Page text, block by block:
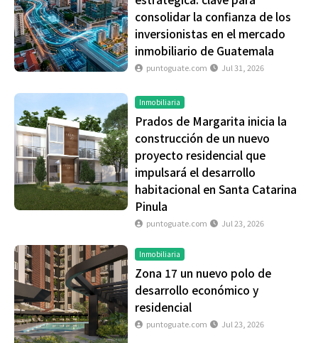
consolidar la confianza de los
inversionistas en el mercado
inmobiliario de Guatemala
puntoguate.com Jul 31, 2026
Inmobiliaria
Prados de Margarita inicia la
construcción de un nuevo
proyecto residencial que
impulsará el desarrollo
habitacional en Santa Catarina
Pinula
puntoguate.com Jul 23, 2026
Inmobiliaria
Zona 17 un nuevo polo de
desarrollo económico y
residencial
puntoguate.com Jul 23, 2026